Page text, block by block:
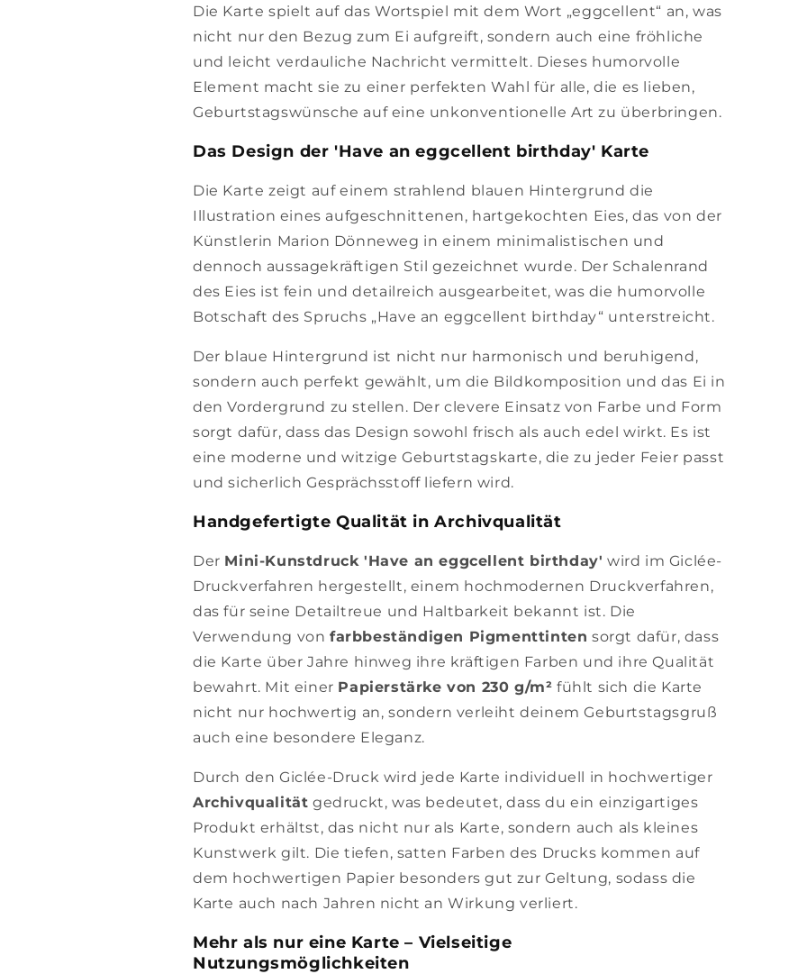
Die Karte spielt auf das Wortspiel mit dem Wort „eggcellent“ an, was
nicht nur den Bezug zum Ei aufgreift, sondern auch eine fröhliche
und leicht verdauliche Nachricht vermittelt. Dieses humorvolle
Element macht sie zu einer perfekten Wahl für alle, die es lieben,
Geburtstagswünsche auf eine unkonventionelle Art zu überbringen.
Das Design der 'Have an eggcellent birthday' Karte
Die Karte zeigt auf einem strahlend blauen Hintergrund die
Illustration eines aufgeschnittenen, hartgekochten Eies, das von der
Künstlerin Marion Dönneweg in einem minimalistischen und
dennoch aussagekräftigen Stil gezeichnet wurde. Der Schalenrand
des Eies ist fein und detailreich ausgearbeitet, was die humorvolle
Botschaft des Spruchs „Have an eggcellent birthday“ unterstreicht.
Der blaue Hintergrund ist nicht nur harmonisch und beruhigend,
sondern auch perfekt gewählt, um die Bildkomposition und das Ei in
den Vordergrund zu stellen. Der clevere Einsatz von Farbe und Form
sorgt dafür, dass das Design sowohl frisch als auch edel wirkt. Es ist
eine moderne und witzige Geburtstagskarte, die zu jeder Feier passt
und sicherlich Gesprächsstoff liefern wird.
Handgefertigte Qualität in Archivqualität
Der Mini-Kunstdruck 'Have an eggcellent birthday' wird im Giclée-
Druckverfahren hergestellt, einem hochmodernen Druckverfahren,
das für seine Detailtreue und Haltbarkeit bekannt ist. Die
Verwendung von farbbeständigen Pigmenttinten sorgt dafür, dass
die Karte über Jahre hinweg ihre kräftigen Farben und ihre Qualität
bewahrt. Mit einer Papierstärke von 230 g/m² fühlt sich die Karte
nicht nur hochwertig an, sondern verleiht deinem Geburtstagsgruß
auch eine besondere Eleganz.
Durch den Giclée-Druck wird jede Karte individuell in hochwertiger
Archivqualität gedruckt, was bedeutet, dass du ein einzigartiges
Produkt erhältst, das nicht nur als Karte, sondern auch als kleines
Kunstwerk gilt. Die tiefen, satten Farben des Drucks kommen auf
dem hochwertigen Papier besonders gut zur Geltung, sodass die
Karte auch nach Jahren nicht an Wirkung verliert.
Mehr als nur eine Karte – Vielseitige
Nutzungsmöglichkeiten